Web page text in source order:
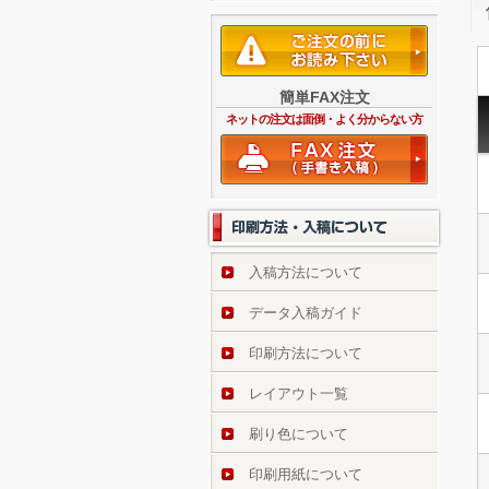
簡単FAX注文
ネットの注文は面倒・よく分からない方
入稿方法について
データ入稿ガイド
印刷方法について
レイアウト一覧
刷り色について
印刷用紙について